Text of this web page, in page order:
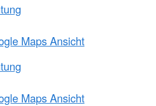
Maps Ansicht
Maps Ansicht